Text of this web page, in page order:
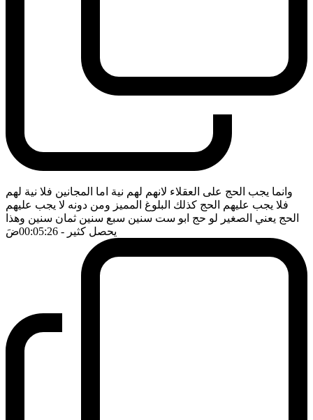
وانما يجب الحج على العقلاء لانهم لهم نية اما المجانين فلا نية لهم
فلا يجب عليهم الحج كذلك البلوغ المميز ومن دونه لا يجب عليهم
الحج يعني الصغير لو حج ابو ست سنين سبع سنين ثمان سنين وهذا
يحصل كثير - 00:05:26 ضَ